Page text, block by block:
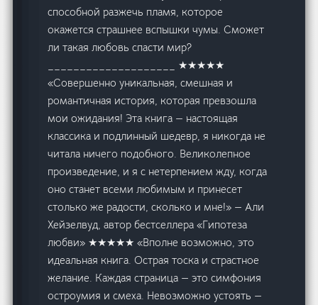
способной разжечь пламя, которое
окажется страшнее вспышки чумы. Сможет
ли такая любовь спасти мир?
____________________ ★★★★★
«Совершенно уникальная, смешная и
романтичная история, которая превзошла
мои ожидания! Эта книга — настоящая
классика и подлинный шедевр, я никогда не
читала ничего подобного. Великолепное
произведение, и я с нетерпением жду, когда
оно станет всеми любимым и принесет
столько же радости, сколько и мне!» — Али
Хейзелвуд, автор бестселлера «Гипотеза
любви» ★★★★★ «Вполне возможно, это
идеальная книга. Острая тоска и страстное
желание. Каждая страница — это симфония
остроумия и смеха. Невозможно устоять —